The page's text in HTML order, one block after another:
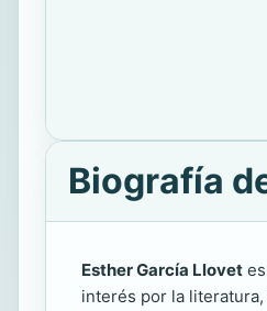
Biografía
Esther García Llovet
interés por la